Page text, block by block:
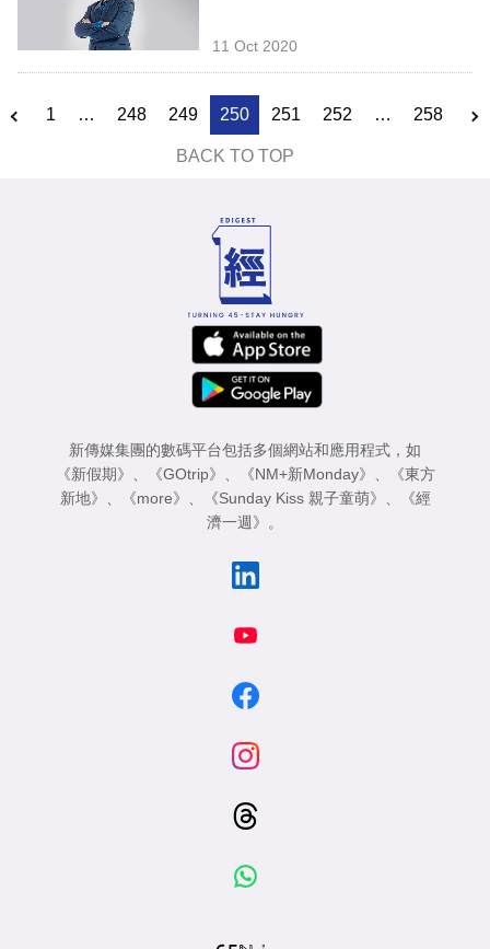
11 Oct 2020
1 … 248 249 250 251 252 … 258
BACK TO TOP
新傳媒集團的數碼平台包括多個網站和應用程式，如
《新假期》 、 《GOtrip》 、 《NM+新Monday》 、
《東方
新地》 、 《more》 、 《Sunday Kiss 親子童萌》 、
《經
濟一週》 。